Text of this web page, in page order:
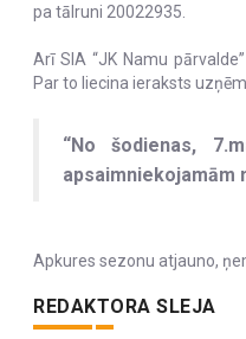
pa tālruni 20022935.
Arī SIA “JK Namu
Par to liecina ieraksts
“No šodienas,
apsaimniekojamām
Apkures sezonu atjauno,
REDAKTORA SLEJA